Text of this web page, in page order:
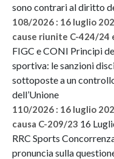
sono contrari al diritto
108/2026 : 16 luglio
cause riunite C-424/24
FIGC e CONI Principi
sportiva: le sanzioni
sottoposte a un
dell’Unione
110/2026 : 16 luglio
causa C-209/23 16
RRC Sports
pronuncia sulla